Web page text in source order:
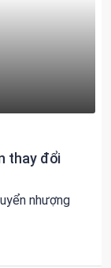
thay đổi
nhượng